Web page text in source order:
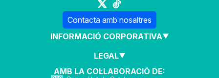
Contacta amb nosaltres
INFORMACIÓ CORPORATIVA
LEGAL
AMB LA COL·LABORACIÓ DE: